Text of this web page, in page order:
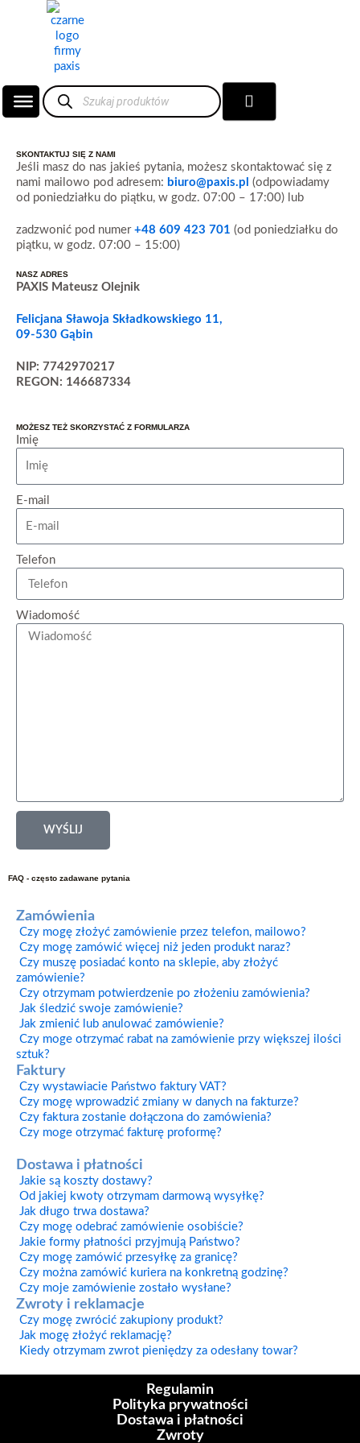
Wyszukiwarka
produktów
Wózek
SKONTAKTUJ SIĘ Z NAMI
Jeśli masz do nas jakieś pytania, możesz skontaktować się z
nami mailowo pod adresem: biuro@paxis.pl (odpowiadamy
od poniedziałku do piątku, w godz. 07:00 – 17:00) lub
zadzwonić pod numer +48 609 423 701 (od poniedziałku do
piątku, w godz. 07:00 – 15:00)
NASZ ADRES
PAXIS Mateusz Olejnik
Felicjana Sławoja Składkowskiego 11,
09-530 Gąbin
NIP: 7742970217
REGON: 146687334
MOŻESZ TEŻ SKORZYSTAĆ Z FORMULARZA
Imię
E-mail
Telefon
Wiadomość
WYŚLIJ
FAQ - często zadawane pytania
Zamówienia
Czy mogę złożyć zamówienie przez telefon, mailowo?
Czy mogę zamówić więcej niż jeden produkt naraz?
Czy muszę posiadać konto na sklepie, aby złożyć
zamówienie?
Czy otrzymam potwierdzenie po złożeniu zamówienia?
Jak śledzić swoje zamówienie?
Jak zmienić lub anulować zamówienie?
Czy moge otrzymać rabat na zamówienie przy większej ilości
sztuk?
Faktury
Czy wystawiacie Państwo faktury VAT?
Czy mogę wprowadzić zmiany w danych na fakturze?
Czy faktura zostanie dołączona do zamówienia?
Czy moge otrzymać fakturę proformę?
Dostawa i płatności
Jakie są koszty dostawy?
Od jakiej kwoty otrzymam darmową wysyłkę?
Jak długo trwa dostawa?
Czy mogę odebrać zamówienie osobiście?
Jakie formy płatności przyjmują Państwo?
Czy mogę zamówić przesyłkę za granicę?
Czy można zamówić kuriera na konkretną godzinę?
Czy moje zamówienie zostało wysłane?
Zwroty i reklamacje
Czy mogę zwrócić zakupiony produkt?
Jak mogę złożyć reklamację?
Kiedy otrzymam zwrot pieniędzy za odesłany towar?
Regulamin
Polityka prywatności
Dostawa i płatności
Zwroty